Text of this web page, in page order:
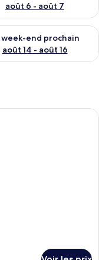
août 6 - août 7
août 7 - août 9
week-end prochain
août 14 - août 16
la disponibilité pour
Double | Literie